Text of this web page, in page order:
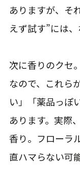
ありますが、そ
えず試す”には
次に香りのクセ
なので、これら
い」「薬品っぽ
あります。実際
香り。フローラ
直ハマらない可